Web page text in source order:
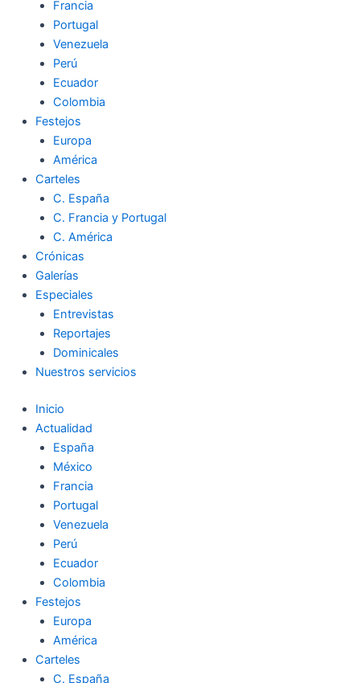
Francia
Portugal
Venezuela
Perú
Ecuador
Colombia
Festejos
Europa
América
Carteles
C. España
C. Francia y Portugal
C. América
Crónicas
Galerías
Especiales
Entrevistas
Reportajes
Dominicales
Nuestros servicios
Inicio
Actualidad
España
México
Francia
Portugal
Venezuela
Perú
Ecuador
Colombia
Festejos
Europa
América
Carteles
C. España